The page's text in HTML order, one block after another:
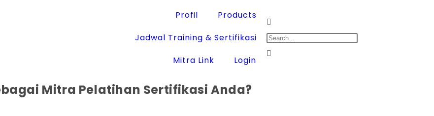
Profil
Products
Jadwal Training & Sertifikasi
Mitra Link
Login
Mitra Pelatihan Sertifikasi Anda?